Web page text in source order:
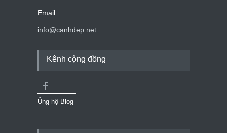
Email
info@canhdep.net
Kênh cộng đồng
Ủng hộ Blog